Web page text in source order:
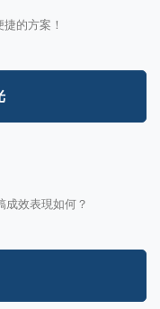
的方案！
效表現如何？